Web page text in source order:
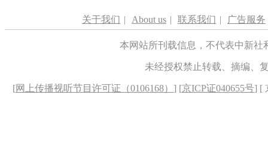
关于我们 | About us | 联系我们 | 广告服务
本网站所刊载信息，不代表中新
未经授权禁止转载、摘编、
[网上传播视听节目许可证（0106168） ] [京ICP证040655号] [